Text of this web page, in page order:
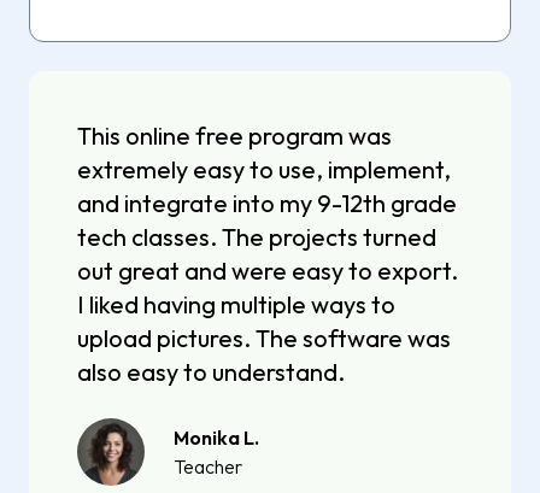
This online free program was
extremely easy to use, implement,
and integrate into my 9-12th grade
tech classes. The projects turned
out great and were easy to export.
I liked having multiple ways to
upload pictures. The software was
also easy to understand.
Monika L.
Teacher